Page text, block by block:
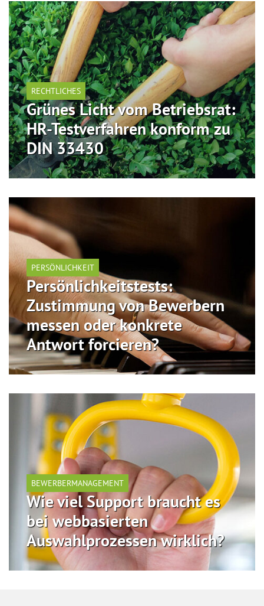
RECHTLICHES
Grünes Licht vom Betriebsrat:
HR-Testverfahren konform zu
DIN 33430
PERSÖNLICHKEIT
Persönlichkeitstests:
Zustimmung von Bewerbern
messen oder konkrete
Antwort forcieren?
BEWERBERMANAGEMENT
Wie viel Support braucht es
bei webbasierten
Auswahlprozessen wirklich?